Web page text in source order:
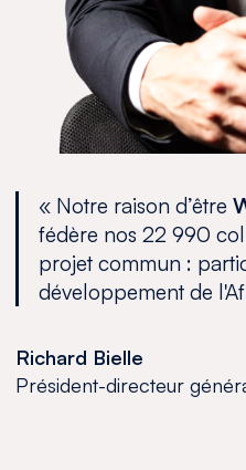
« Notre raison d’être
fédère nos 22 990
projet commun :
développement de
Richard Bielle
Président-directeur